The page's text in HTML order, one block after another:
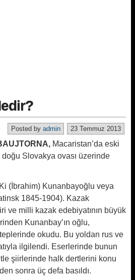
23 Temmuz 2013
Posted by admin
Macaristan’da eski
Slovakya ovası üzerinde
(İbrahim) Kunanbayoğlu veya
1845-1904). Kazak
ve milli kazak edebiyatının büyük
Kunanbay’ın oğlu,
okudu. Bu yoldan rus ve
ilgilendi. Eserlerinde bunun
şiirlerinde halk dertlerini konu
sonra üç defa basıldı.